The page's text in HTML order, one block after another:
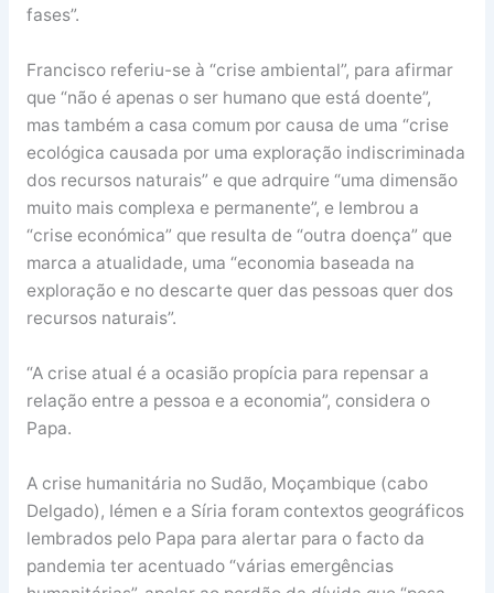
fases”.
Francisco referiu-se à “crise ambiental”, para afirmar
que “não é apenas o ser humano que está doente”,
mas também a casa comum por causa de uma “crise
ecológica causada por uma exploração indiscriminada
dos recursos naturais” e que adrquire “uma dimensão
muito mais complexa e permanente”, e lembrou a
“crise económica” que resulta de “outra doença” que
marca a atualidade, uma “economia baseada na
exploração e no descarte quer das pessoas quer dos
recursos naturais”.
“A crise atual é a ocasião propícia para repensar a
relação entre a pessoa e a economia”, considera o
Papa.
A crise humanitária no Sudão, Moçambique (cabo
Delgado), Iémen e a Síria foram contextos geográficos
lembrados pelo Papa para alertar para o facto da
pandemia ter acentuado “várias emergências